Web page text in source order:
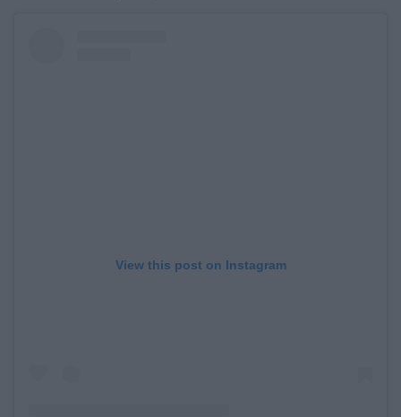
View this post on Instagram